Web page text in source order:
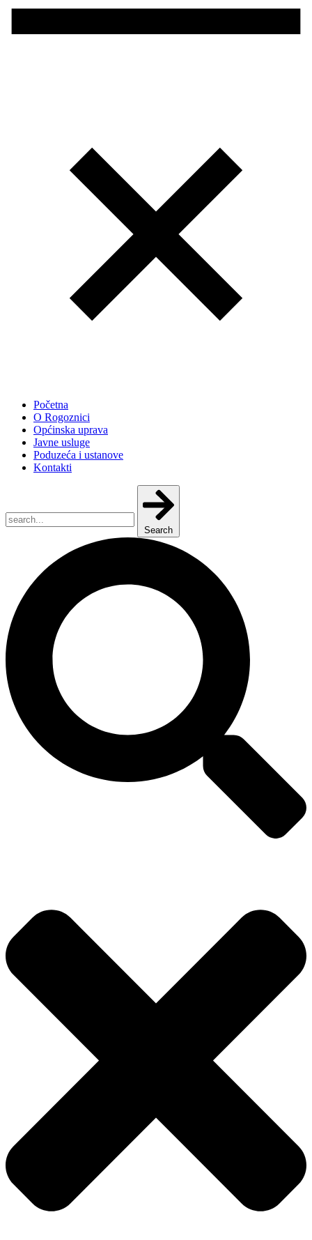
Početna
O Rogoznici
Općinska uprava
Javne usluge
Poduzeća i ustanove
Kontakti
Search